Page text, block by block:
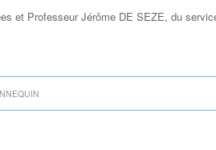
et Professeur Jérôme DE SEZE, du